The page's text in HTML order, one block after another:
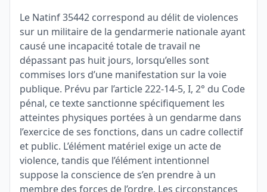
Le Natinf 35442 correspond au délit de violences
sur un militaire de la gendarmerie nationale ayant
causé une incapacité totale de travail ne
dépassant pas huit jours, lorsqu’elles sont
commises lors d’une manifestation sur la voie
publique. Prévu par l’article 222-14-5, I, 2° du Code
pénal, ce texte sanctionne spécifiquement les
atteintes physiques portées à un gendarme dans
l’exercice de ses fonctions, dans un cadre collectif
et public. L’élément matériel exige un acte de
violence, tandis que l’élément intentionnel
suppose la conscience de s’en prendre à un
membre des forces de l’ordre. Les circonstances